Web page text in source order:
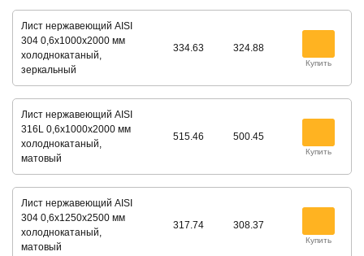
Лист нержавеющий AISI
304 0,6х1000х2000 мм
холоднокатаный,
зеркальный
334.63 324.88
Купить
Лист нержавеющий AISI
316L 0,6х1000х2000 мм
холоднокатаный,
матовый
515.46 500.45
Купить
Лист нержавеющий AISI
304 0,6х1250х2500 мм
холоднокатаный,
матовый
317.74 308.37
Купить